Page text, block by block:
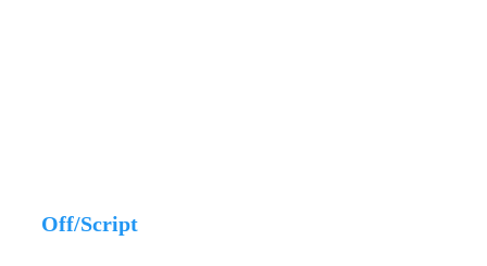
Off/Script